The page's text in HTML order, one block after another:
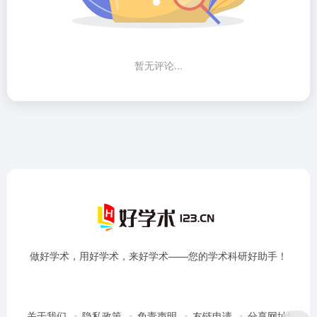
暂无评论...
做好学术，用好学术，来好学术——您的学术科研好助手！